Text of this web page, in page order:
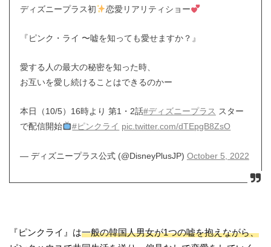
ディズニープラス初
恋愛リアリティショー
『ピンク・ライ 〜嘘を知っても愛せますか？』
愛する人の最大の秘密を知った時、
お互いを愛し続けることはできるのかー
本日（10/5）16時より 第1・2話#ディズニープラス スター
で配信開始
#ピンクライ pic.twitter.com/dTEpgB8ZsO
— ディズニープラス公式 (@DisneyPlusJP) October 5, 2022
『ピンクライ』は一般の韓国人男女が1つの嘘を抱えながら、